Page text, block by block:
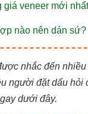
giá veneer mới nhất
nào nên dán sứ?
nhắc đến
người đặt dấu
dưới đây.